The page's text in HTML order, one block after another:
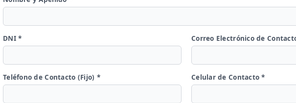
DNI * Correo Electrónico de
Teléfono de Contacto (Fijo) * Celular de Contacto *